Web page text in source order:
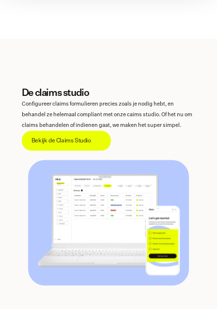
De claims studio
Configureer claims formulieren precies zoals je nodig hebt, en
behandel ze helemaal compliant met onze caims studio. Of het nu om
claims behandelen of indienen gaat, we maken het super simpel.
Bekijk de Claims Studio